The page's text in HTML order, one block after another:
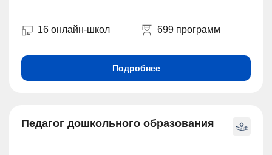
16 онлайн-школ 699 программ
Подробнее
Педагог дошкольного образования